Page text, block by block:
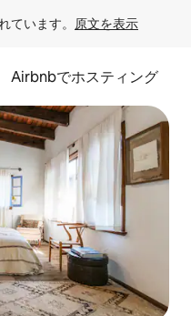
ています。 原文を表示
Airbnbでホスティング